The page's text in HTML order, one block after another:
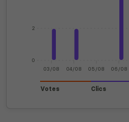
0
2
03/08 04/08 05/08 06/08
Votes Clics